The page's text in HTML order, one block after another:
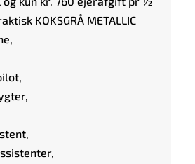
KOKSGRÅ METALLIC